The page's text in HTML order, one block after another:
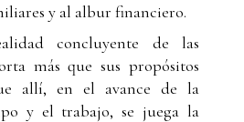
y al albur financiero.
concluyente de las
más que sus propósitos
allí, en el avance de la
y el trabajo, se juega la